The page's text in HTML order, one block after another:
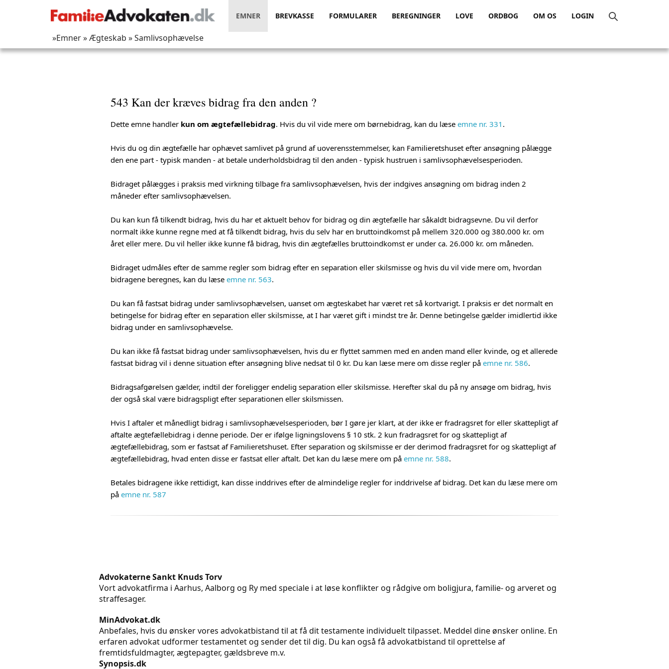
EMNER BREVKASSE FORMULARER BEREGNINGER LOVE ORDBOG OM OS LOGIN
»Emner» Ægteskab » Samlivsophævelse
543 Kan der kræves bidrag fra den anden ?
Dette emne handler kun om ægtefællebidrag. Hvis du vil vide mere om børnebidrag, kan du læse emne nr. 331 .
Hvis du og din ægtefælle har ophævet samlivet på grund af uoverensstemmelser, kan Familieretshuset efter ansøgning pålægge
den ene part - typisk manden - at betale underholdsbidrag til den anden - typisk hustruen i samlivsophævelsesperioden.
Bidraget pålægges i praksis med virkning tilbage fra samlivsophævelsen, hvis der indgives ansøgning om bidrag inden 2
måneder efter samlivsophævelsen.
Du kan kun få tilkendt bidrag, hvis du har et aktuelt behov for bidrag og din ægtefælle har såkaldt bidragsevne. Du vil derfor
normalt ikke kunne regne med at få tilkendt bidrag, hvis du selv har en bruttoindkomst på mellem 320.000 og 380.000 kr. om
året eller mere. Du vil heller ikke kunne få bidrag, hvis din ægtefælles bruttoindkomst er under ca. 26.000 kr. om måneden.
Bidraget udmåles efter de samme regler som bidrag efter en separation eller skilsmisse og hvis du vil vide mere om, hvordan
bidragene beregnes, kan du læse emne nr. 563.
Du kan få fastsat bidrag under samlivsophævelsen, uanset om ægteskabet har været ret så kortvarigt. I praksis er det normalt en
betingelse for bidrag efter en separation eller skilsmisse, at I har været gift i mindst tre år. Denne betingelse gælder imidlertid ikke
bidrag under en samlivsophævelse.
Du kan ikke få fastsat bidrag under samlivsophævelsen, hvis du er flyttet sammen med en anden mand eller kvinde, og et allerede
fastsat bidrag vil i denne situation efter ansøgning blive nedsat til 0 kr. Du kan læse mere om disse regler på emne nr. 586.
Bidragsafgørelsen gælder, indtil der foreligger endelig separation eller skilsmisse. Herefter skal du på ny ansøge om bidrag, hvis
der også skal være bidragspligt efter separationen eller skilsmissen.
Hvis I aftaler et månedligt bidrag i samlivsophævelsesperioden, bør I gøre jer klart, at der ikke er fradragsret for eller skattepligt af
aftalte ægtefællebidrag i denne periode. Der er ifølge ligningslovens § 10 stk. 2 kun fradragsret for og skattepligt af
ægtefællebidrag, som er fastsat af Familieretshuset. Efter separation og skilsmisse er der derimod fradragsret for og skattepligt af
ægtefællebidrag, hvad enten disse er fastsat eller aftalt. Det kan du læse mere om på emne nr. 588.
Betales bidragene ikke rettidigt, kan disse inddrives efter de almindelige regler for inddrivelse af bidrag. Det kan du læse mere om
på emne nr. 587
Advokaterne Sankt Knuds Torv
Vort advokatfirma i Aarhus, Aalborg og Ry med speciale i at løse konflikter og rådgive om boligjura, familie- og arveret og
straffesager.
MinAdvokat.dk
Anbefales, hvis du ønsker vores advokatbistand til at få dit testamente individuelt tilpasset. Meddel dine ønsker online. En
erfaren advokat udformer testamentet og sender det til dig. Du kan også få advokatbistand til oprettelse af
fremtidsfuldmagter, ægtepagter, gældsbreve m.v.
Synopsis.dk